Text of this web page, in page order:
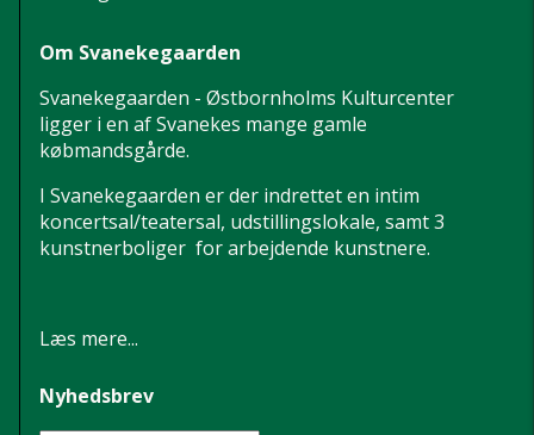
Om Svanekegaarden
Svanekegaarden - Østbornholms Kulturcenter
ligger i en af Svanekes mange gamle
købmandsgårde.
I Svanekegaarden er der indrettet en intim
koncertsal/teatersal, udstillingslokale, samt 3
kunstnerboliger for arbejdende kunstnere.
Læs mere...
Nyhedsbrev